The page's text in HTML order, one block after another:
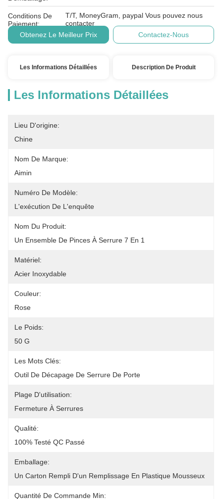
Conditions De
Paiement:
T/T, MoneyGram, paypal Vous pouvez nous
contacter
Obtenez Le Meilleur Prix
Contactez-Nous
Les Informations Détaillées Description De Produit
Les Informations Détaillées
Lieu D'origine:
Chine
Nom De Marque:
Aimin
Numéro De Modèle:
L'exécution De L'enquête
Nom Du Produit:
Un Ensemble De Pinces À Serrure 7 En 1
Matériel:
Acier Inoxydable
Couleur:
Rose
Le Poids:
50 G
Les Mots Clés:
Outil De Décapage De Serrure De Porte
Plage D'utilisation:
Fermeture À Serrures
Qualité:
100% Testé QC Passé
Emballage:
Un Carton Rempli D'un Remplissage En Plastique Mousseux
Quantité De Commande Min: